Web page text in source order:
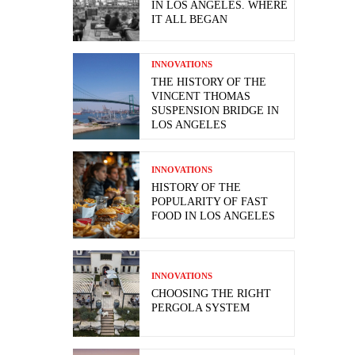
IN LOS ANGELES. WHERE
IT ALL BEGAN
INNOVATIONS
THE HISTORY OF THE
VINCENT THOMAS
SUSPENSION BRIDGE IN
LOS ANGELES
INNOVATIONS
HISTORY OF THE
POPULARITY OF FAST
FOOD IN LOS ANGELES
INNOVATIONS
CHOOSING THE RIGHT
PERGOLA SYSTEM